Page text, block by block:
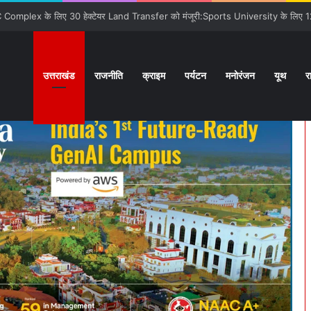
से कराया वाकिफ:32 देशों के Students पहली मुलाक़ात के बावजूद आपस में खुल के
उत्तराखंड राजनीति क्राइम पर्यटन मनोरंजन यूथ